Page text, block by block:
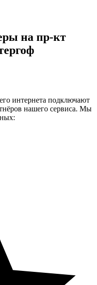
на пр-кт
интернета подключают
нашего сервиса. Мы